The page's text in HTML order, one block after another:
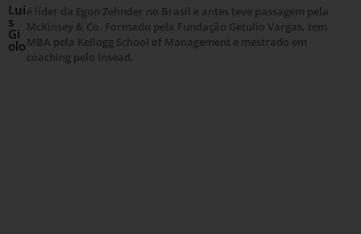
Luí
s
Gi
olo
é líder da Egon Zehnder no Brasil e antes teve passagem pela
McKinsey & Co. Formado pela Fundação Getulio Vargas, tem
MBA pela Kellogg School of Management e mestrado em
coaching pelo Insead.